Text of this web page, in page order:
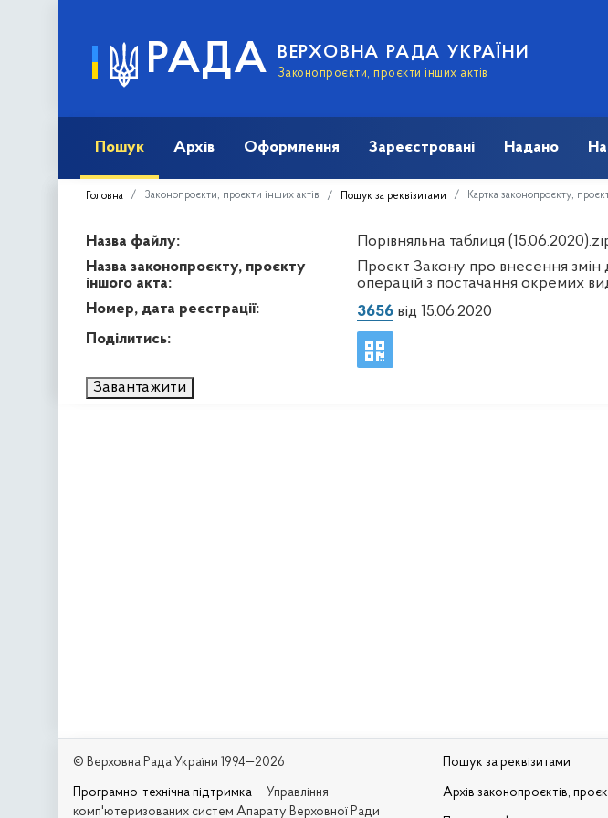
РАДА ВЕРХОВНА РАДА УКРАЇНИ
Законопроєкти, проєкти інших актів
Пошук Архів Оформлення Зареєстровані Надано
Головна Законопроєкти, проєкти інших актів Пошук за реквізитами Картка законопроєкту,
Назва файлу:
Порівняльна таблиця
Назва законопроєкту, проєкту
іншого акта:
Проєкт Закону про внесення змін
операцій з постачання окремих
Номер, дата реєстрації:
3656від 15.06.2020
Поділитись:
Завантажити
© Верховна Рада України 1994—2026
Програмно-технічна підтримка — Управління
комп'ютеризованих систем Апарату Верховної Ради
Пошук за реквізитами
Архів законопроєктів,